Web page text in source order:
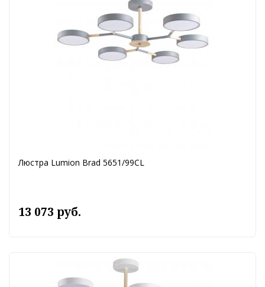
Люстра Lumion Brad 5651/99CL
13 073 руб.